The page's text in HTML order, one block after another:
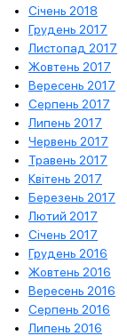
Січень 2018
Грудень 2017
Листопад 2017
Жовтень 2017
Вересень 2017
Серпень 2017
Липень 2017
Червень 2017
Травень 2017
Квітень 2017
Березень 2017
Лютий 2017
Січень 2017
Грудень 2016
Жовтень 2016
Вересень 2016
Серпень 2016
Липень 2016